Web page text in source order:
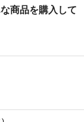
商品を購入して